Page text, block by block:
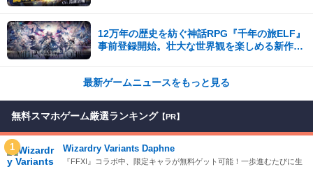
12万年の歴史を紡ぐ神話RPG『千年の旅ELF』
事前登録開始。壮大な世界観を楽しめる新作ス
最新ゲームニュースをもっと見る
無料スマホゲーム厳選ランキング 【PR】
1 Wizardry Variants Daphne
『FFXI』コラボ中、限定キャラが無料ゲット可能！一歩進むたびに生